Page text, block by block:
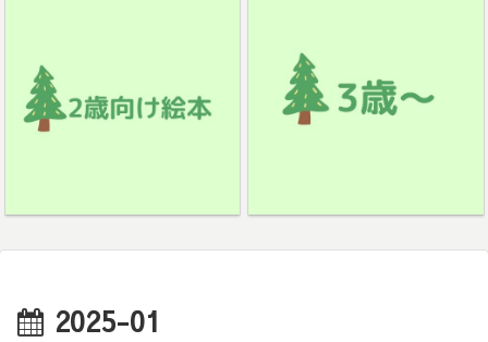
2025-01